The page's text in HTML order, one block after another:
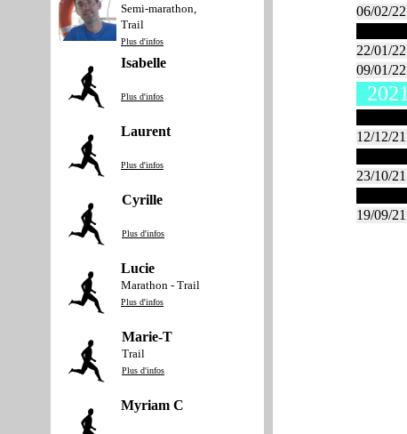
Semi-marathon,
Trail
Plus d'infos
Isabelle
Plus d'infos
Laurent
Plus d'infos
Cyrille
Plus d'infos
Lucie
Marathon - Trail
Plus d'infos
Marie-T
Trail
Plus d'infos
Myriam C
06/02/22
22/01/22
09/01/22
2021
12/12/21
23/10/21
19/09/21